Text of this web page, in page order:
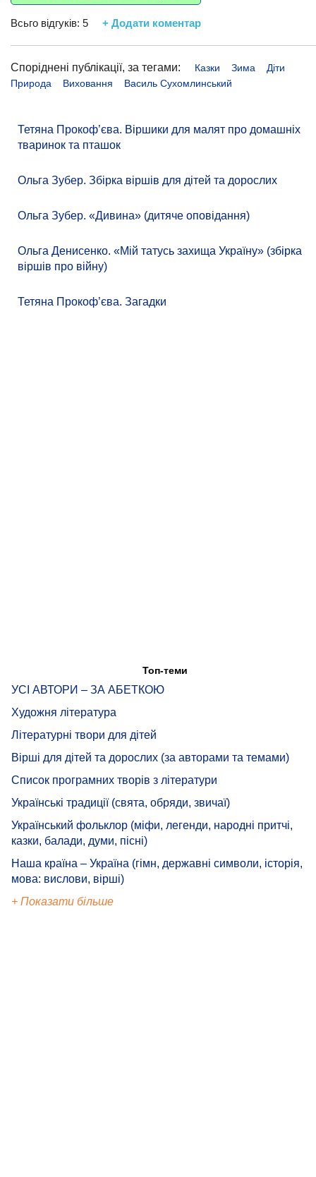
Всьго відгуків: 5 + Додати коментар
Споріднені публікації, за тегами: Казки Зима
Діти
Природа
Виховання Василь Сухомлинський
Тетяна Прокоф’єва. Віршики для малят про домашніх
тваринок та пташок
Ольга Зубер. Збірка віршів для дітей та дорослих
Ольга Зубер. «Дивина» (дитяче оповідання)
Ольга Денисенко. «Мій татусь захища Україну» (збірка
віршів про війну)
Тетяна Прокоф’єва. Загадки
Топ-теми
УСІ АВТОРИ – ЗА АБЕТКОЮ
Художня література
Літературні твори для дітей
Вірші для дітей та дорослих (за авторами та темами)
Список програмних творів з літератури
Українські традиції (свята, обряди, звичаї)
Український фольклор (міфи, легенди, народні притчі,
казки, балади, думи, пісні)
Наша країна – Україна (гімн, державні символи, історія,
мова: вислови, вірші)
+ Показати більше